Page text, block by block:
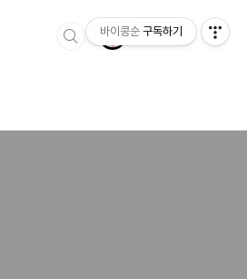
바이콩순 구독하기